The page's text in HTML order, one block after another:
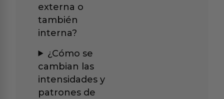
externa o
también
interna?
¿Cómo se
cambian las
intensidades y
patrones de